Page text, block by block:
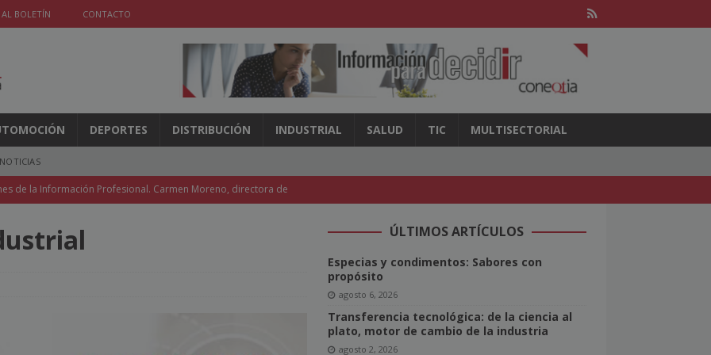
AL BOLETÍN CONTACTO
DEPORTES DISTRIBUCIÓN INDUSTRIAL SALUD TIC MULTISECTORIAL
NOTICIAS
de la Información Profesional. Carmen Moreno, directora de
de la FIPP vuelve a Madrid y Coneqtia invita a un representante
ÚLTIMOS ARTÍCULOS
Especias y condimentos: Sabores con
propósito
agosto 6, 2026
Transferencia tecnológica: de la ciencia al
plato, motor de cambio de la industria
agosto 2, 2026